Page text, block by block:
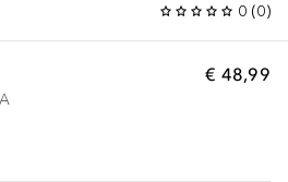
0 (0)
€ 48,99